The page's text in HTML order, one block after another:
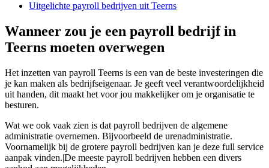
Uitgelichte payroll bedrijven uit Teerns
Wanneer zou je een payroll bedrijf in
Teerns moeten overwegen
Het inzetten van payroll Teerns is een van de beste investeringen die
je kan maken als bedrijfseigenaar. Je geeft veel verantwoordelijkheid
uit handen, dit maakt het voor jou makkelijker om je organisatie te
besturen.
Wat we ook vaak zien is dat payroll bedrijven de algemene
administratie overnemen. Bijvoorbeeld de urenadministratie.
Voornamelijk bij de grotere payroll bedrijven kan je deze full service
aanpak vinden.|De meeste payroll bedrijven hebben een divers